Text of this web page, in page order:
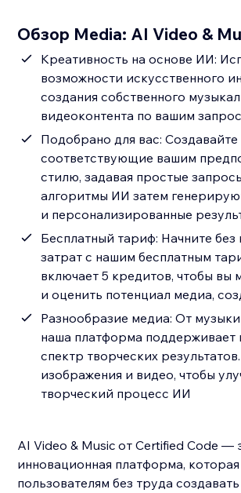
Обзор Media: AI Video &
Креативность на основе ИИ:
возможности искусственного
создания собственного
видеоконтента по вашим
Подобрано для вас: Создавайте
соответствующие вашим
стилю, задавая простые
алгоритмы ИИ затем
и персонализированные
Бесплатный тариф: Начните без
затрат с нашим бесплатным
включает 5 кредитов, чтобы вы
и оценить потенциал медиа,
Разнообразие медиа: От
наша платформа
спектр творческих
изображения и видео, чтобы
творческий процесс ИИ
AI Video & Music от Certified Code —
инновационная платформа,
пользователям без труда создавать